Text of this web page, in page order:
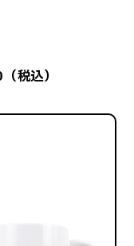
税込）